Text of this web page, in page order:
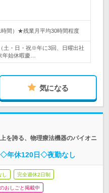
間）★残業月平均30時間程度
・日・祝※年に3回、日曜出社
年始休暇慶…
気になる
を誇る、物理療法機器のパイオニ
◇年休120日◇夜勤なし
し 完全週休2日制
おしごと掲載中